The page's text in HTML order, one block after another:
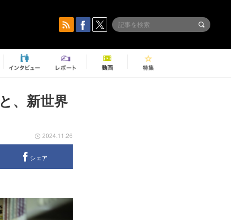
、新世界
2024.11.26
シェア